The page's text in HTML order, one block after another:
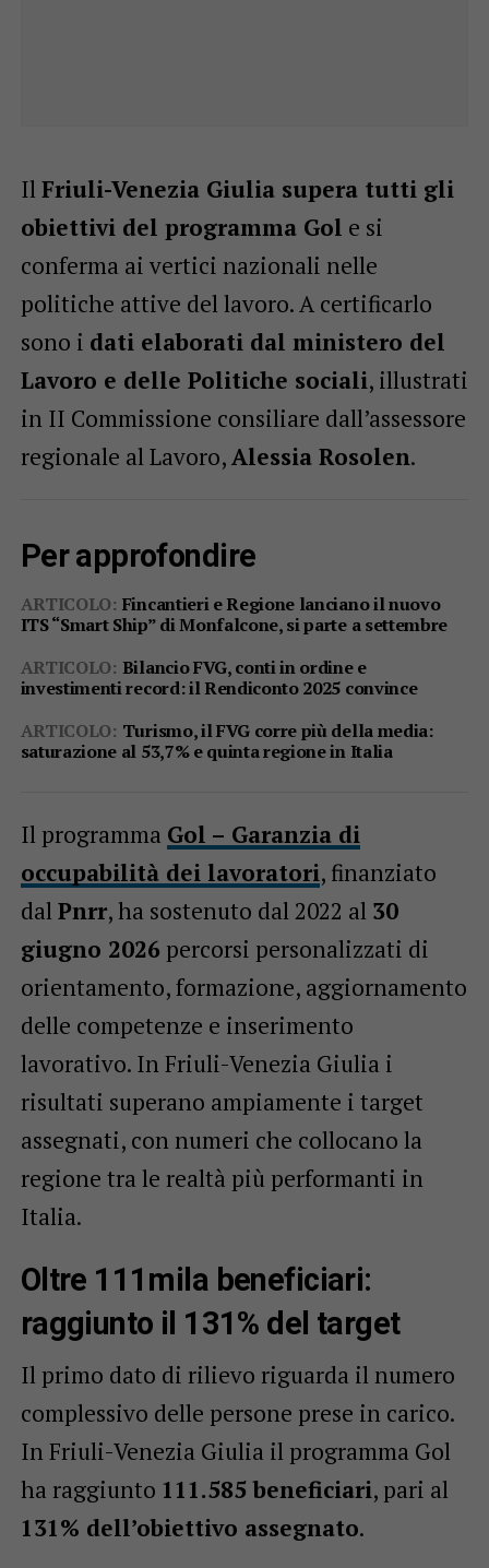
Il Friuli-Venezia Giulia supera tutti gli
obiettivi del programma Gol e si
conferma ai vertici nazionali nelle
politiche attive del lavoro. A certificarlo
sono i dati elaborati dal ministero del
Lavoro e delle Politiche sociali, illustrati
in II Commissione consiliare dall’assessore
regionale al Lavoro,Alessia Rosolen.
Per approfondire
ARTICOLO: Fincantieri e Regione lanciano il nuovo
ITS “Smart Ship” di Monfalcone, si parte a settembre
ARTICOLO: Bilancio FVG, conti in ordine e
investimenti record: il Rendiconto 2025 convince
ARTICOLO: Turismo, il FVG corre più della media:
saturazione al 53,7% e quinta regione in Italia
Il programma Gol – Garanzia di
occupabilità dei lavoratori, finanziato
dal Pnrr, ha sostenuto dal 2022 al 30
giugno 2026 percorsi personalizzati di
orientamento, formazione, aggiornamento
delle competenze e inserimento
lavorativo. In Friuli-Venezia Giulia i
risultati superano ampiamente i target
assegnati, con numeri che collocano la
regione tra le realtà più performanti in
Italia.
Oltre 111mila beneficiari:
raggiunto il 131% del target
Il primo dato di rilievo riguarda il numero
complessivo delle persone prese in carico.
In Friuli-Venezia Giulia il programma Gol
ha raggiunto 111.585 beneficiari, pari al
131% dell’obiettivo assegnato.